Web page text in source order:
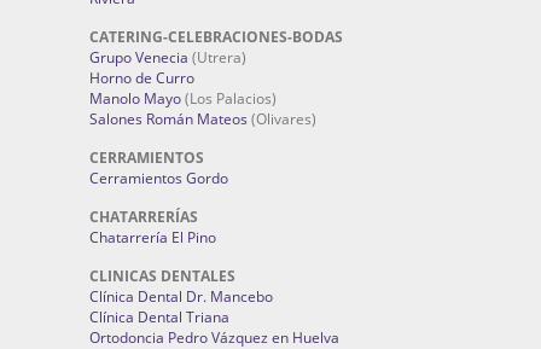
CATERING-CELEBRACIONES-BODAS
Grupo Venecia (Utrera)
Horno de Curro
Manolo Mayo(Los Palacios)
Salones Román Mateos (Olivares)
CERRAMIENTOS
Cerramientos Gordo
CHATARRERÍAS
Chatarrería El Pino
CLINICAS DENTALES
Clínica Dental Dr. Mancebo
Clínica Dental Triana
Ortodoncia Pedro Vázquez en Huelva